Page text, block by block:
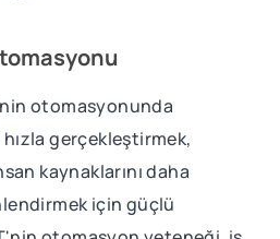
otomasyonunda
gerçekleştirmek,
kaynaklarını daha
için güçlü